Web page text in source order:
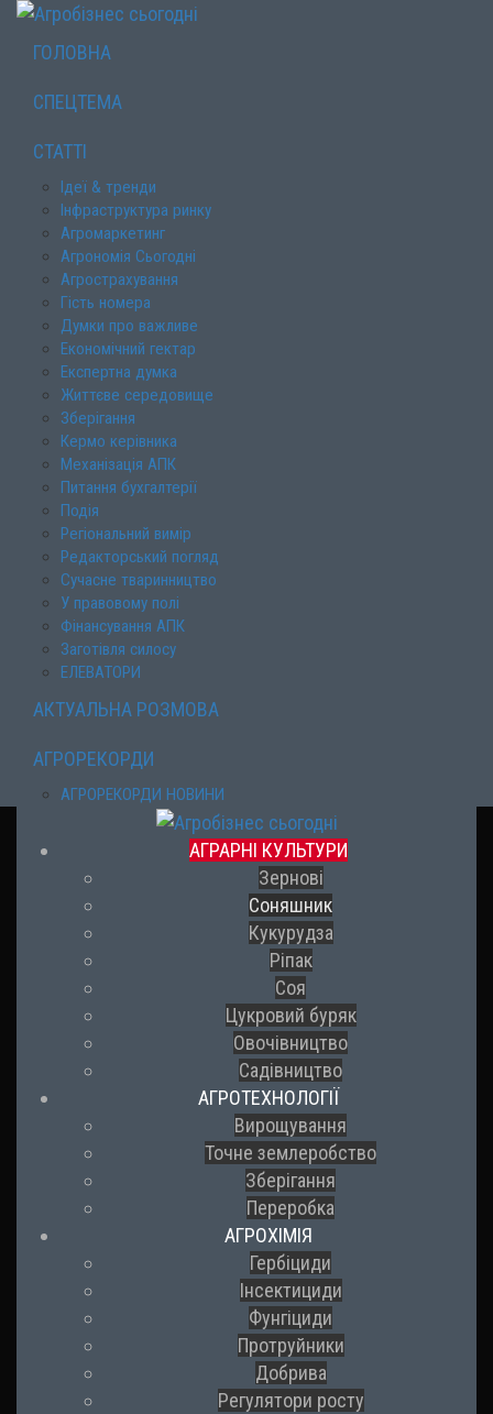
ГОЛОВНА
СПЕЦТЕМА
СТАТТІ
Ідеї & тренди
Інфраструктура ринку
Агромаркетинг
Агрономія Сьогодні
Агрострахування
Гість номера
Думки про важливе
Економічний гектар
Експертна думка
Життєве середовище
Зберігання
Кермо керівника
Механізація АПК
Питання бухгалтерії
Подія
Регіональний вимір
Редакторський погляд
Сучасне тваринництво
У правовому полі
Фінансування АПК
Заготівля силосу
ЕЛЕВАТОРИ
АКТУАЛЬНА РОЗМОВА
АГРОРЕКОРДИ
АГРОРЕКОРДИ НОВИНИ
АГРАРНІ КУЛЬТУРИ
Зернові
Соняшник
Кукурудза
Ріпак
Соя
Цукровий буряк
Овочівництво
Садівництво
АГРОТЕХНОЛОГІЇ
Вирощування
Точне землеробство
Зберігання
Переробка
АГРОХІМІЯ
Гербіциди
Інсектициди
Фунгіциди
Протруйники
Добрива
Регулятори росту